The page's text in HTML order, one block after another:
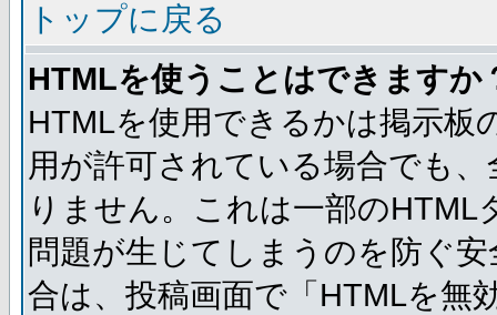
トップに戻る
HTMLを使うことはできますか
HTMLを使用できるかは掲示板
用が許可されている場合でも
りません。これは一部の
問題が生じてしまうのを防ぐ
合は、投稿画面で「HTMLを無